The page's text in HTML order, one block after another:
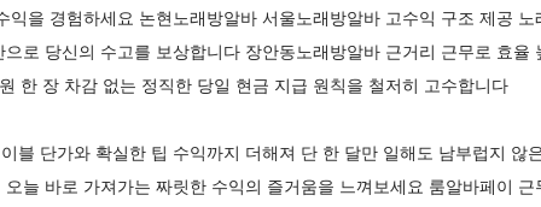
익을 경험하세요 논현노래방알바 서울노래방알바 고수익 구조 제공
로 당신의 수고를 보상합니다 장안동노래방알바 근거리 근무로 효율
한 장 차감 없는 정직한 당일 현금 지급 원칙을 철저히 고수합니다
블 단가와 확실한 팁 수익까지 더해져 단 한 달만 일해도 남부럽지 않
늘 바로 가져가는 짜릿한 수익의 즐거움을 느껴보세요 룸알바페이